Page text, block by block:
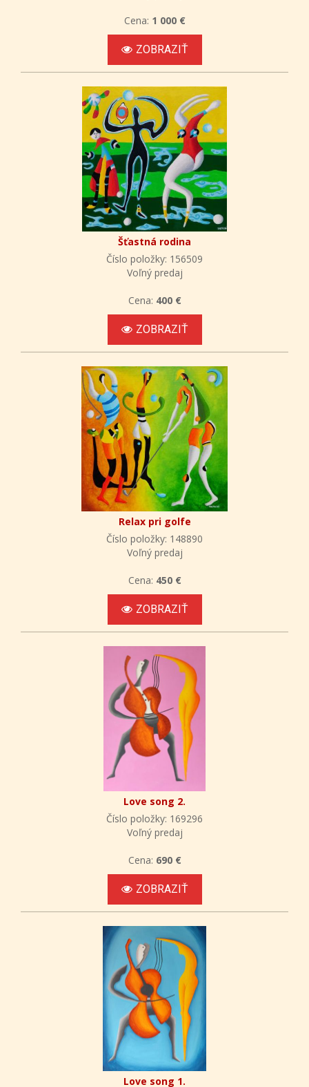
Cena: 1 000 €
ZOBRAZIŤ
Šťastná rodina
Číslo položky: 156509
Voľný predaj
Cena: 400 €
ZOBRAZIŤ
Relax pri golfe
Číslo položky: 148890
Voľný predaj
Cena: 450 €
ZOBRAZIŤ
Love song 2.
Číslo položky: 169296
Voľný predaj
Cena: 690 €
ZOBRAZIŤ
Love song 1.